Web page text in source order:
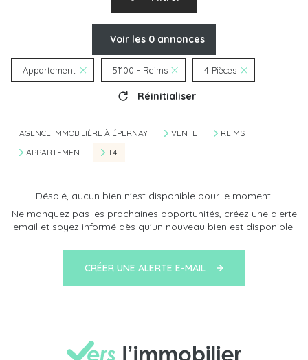
Voir les 0 annonces
Appartement 51100 - Reims 4 Pièces
Réinitialiser
AGENCE IMMOBILIÈRE À ÉPERNAY VENTE
REIMS
APPARTEMENT
T4
Désolé, aucun bien n'est disponible pour le moment.
Ne manquez pas les prochaines opportunités, créez une alerte
email et soyez informé dès qu'un nouveau bien est disponible.
CRÉER UNE ALERTE E-MAIL